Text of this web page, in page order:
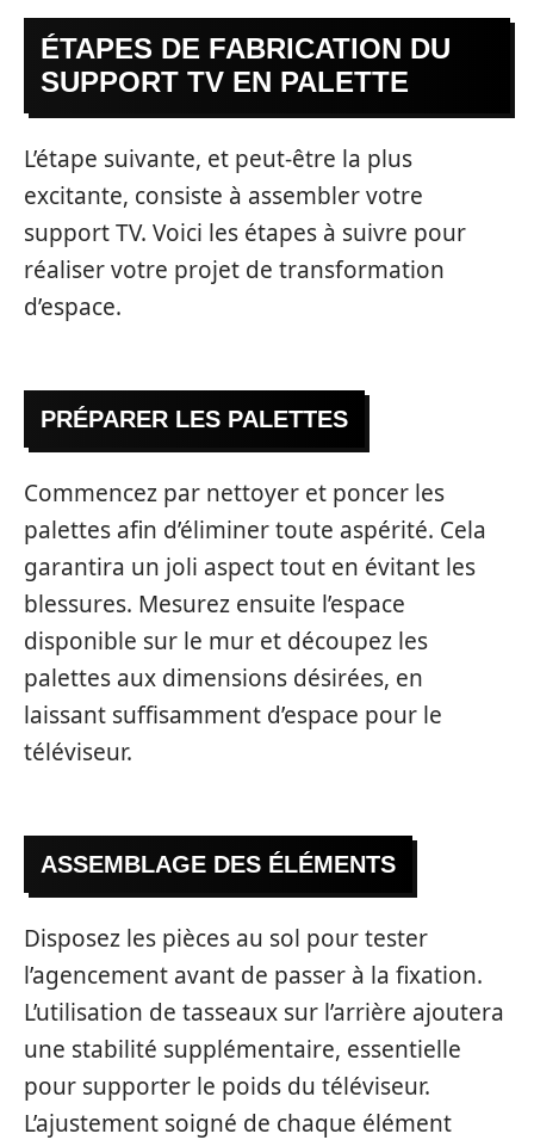
ÉTAPES DE FABRICATION DU
SUPPORT TV EN PALETTE
L’étape suivante, et peut-être la plus
excitante, consiste à assembler votre
support TV. Voici les étapes à suivre pour
réaliser votre projet de transformation
d’espace.
PRÉPARER LES PALETTES
Commencez par nettoyer et poncer les
palettes afin d’éliminer toute aspérité. Cela
garantira un joli aspect tout en évitant les
blessures. Mesurez ensuite l’espace
disponible sur le mur et découpez les
palettes aux dimensions désirées, en
laissant suffisamment d’espace pour le
téléviseur.
ASSEMBLAGE DES ÉLÉMENTS
Disposez les pièces au sol pour tester
l’agencement avant de passer à la fixation.
L’utilisation de tasseaux sur l’arrière ajoutera
une stabilité supplémentaire, essentielle
pour supporter le poids du téléviseur.
L’ajustement soigné de chaque élément